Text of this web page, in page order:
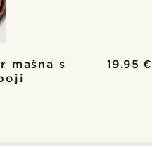
mašna s
19,95 €